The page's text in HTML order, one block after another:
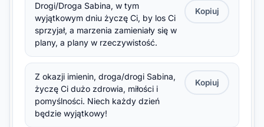
Drogi/Droga Sabina, w tym
wyjątkowym dniu życzę Ci, by los Ci
sprzyjał, a marzenia zamieniały się w
plany, a plany w rzeczywistość.
Kopiuj
Z okazji imienin, droga/drogi Sabina,
życzę Ci dużo zdrowia, miłości i
pomyślności. Niech każdy dzień
będzie wyjątkowy!
Kopiuj